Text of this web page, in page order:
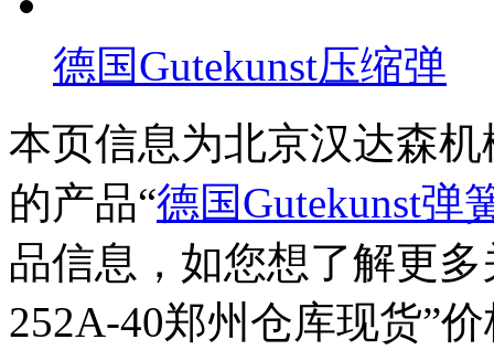
德国Gutekunst压缩弹
本页信息为北京汉达森
的产品“德国Gutekunst弹
品信息，如您想了解更多
252A-40郑州仓库现货”